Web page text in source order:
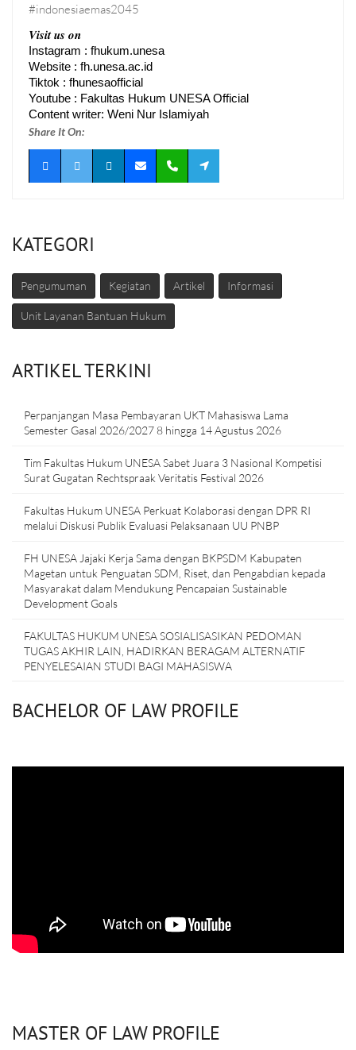
#indonesiaemas2045
𝑽𝒊𝒔𝒊𝒕 𝒖𝒔 𝒐𝒏
Instagram : fhukum.unesa
Website : fh.unesa.ac.id
Tiktok : fhunesaofficial
Content writer: Weni Nur Islamiyah
Share It On:
KATEGORI
Pengumuman Kegiatan Artikel Informasi
Unit Layanan Bantuan Hukum
ARTIKEL TERKINI
Perpanjangan Masa Pembayaran UKT Mahasiswa Lama
Semester Gasal 2026/2027 8 hingga 14 Agustus 2026
Tim Fakultas Hukum UNESA Sabet Juara 3 Nasional Kompetisi
Surat Gugatan Rechtspraak Veritatis Festival 2026
Fakultas Hukum UNESA Perkuat Kolaborasi dengan DPR RI
melalui Diskusi Publik Evaluasi Pelaksanaan UU PNBP
FH UNESA Jajaki Kerja Sama dengan BKPSDM Kabupaten
Magetan untuk Penguatan SDM, Riset, dan Pengabdian kepada
Masyarakat dalam Mendukung Pencapaian Sustainable
Development Goals
FAKULTAS HUKUM UNESA SOSIALISASIKAN PEDOMAN
TUGAS AKHIR LAIN, HADIRKAN BERAGAM ALTERNATIF
PENYELESAIAN STUDI BAGI MAHASISWA
BACHELOR OF LAW PROFILE
MASTER OF LAW PROFILE